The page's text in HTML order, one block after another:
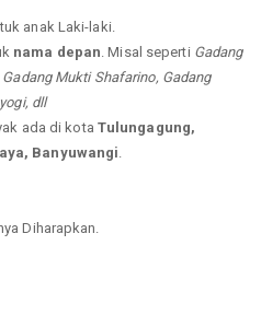
anak Laki-laki.
nama depan . Misal seperti Gadang
Mukti Shafarino, Gadang
dll
ada di kota Tulungagung,
Banyuwangi
Diharapkan.